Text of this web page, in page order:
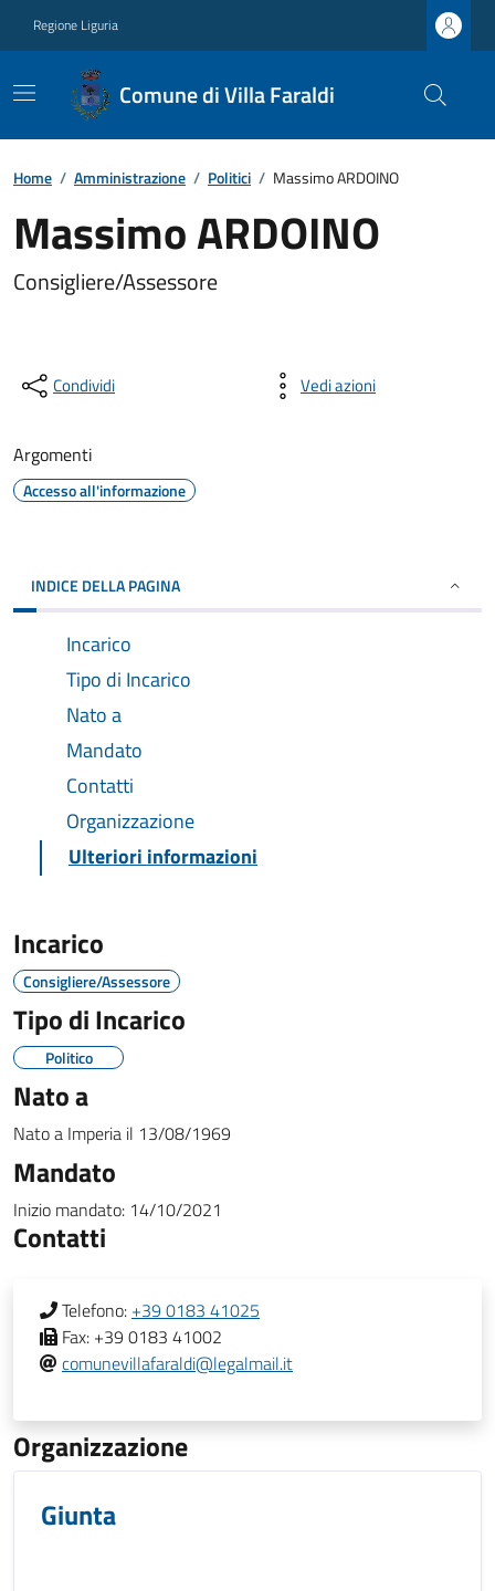
Regione Liguria
Comune di Villa Faraldi
Home / Amministrazione / Politici / Massimo ARDOINO
Massimo ARDOINO
Consigliere/Assessore
Condividi Vedi azioni
Argomenti
Accesso all'informazione
INDICE DELLA PAGINA
Incarico
Tipo di Incarico
Nato a
Mandato
Contatti
Organizzazione
Ulteriori informazioni
Incarico
Consigliere/Assessore
Tipo di Incarico
Politico
Nato a
Nato a Imperia il 13/08/1969
Mandato
Inizio mandato: 14/10/2021
Contatti
Telefono: +39 0183 41025
Fax: +39 0183 41002
comunevillafaraldi@legalmail.it
Organizzazione
Giunta